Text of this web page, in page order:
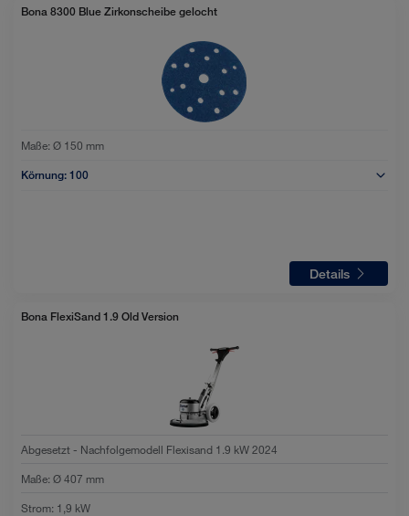
Bona 8300 Blue Zirkonscheibe gelocht
Maße: Ø 150 mm
Körnung: 100
Details
Bona FlexiSand 1.9 Old Version
Abgesetzt - Nachfolgemodell Flexisand 1.9 kW 2024
Maße:Ø 407 mm
Strom: 1,9 kW